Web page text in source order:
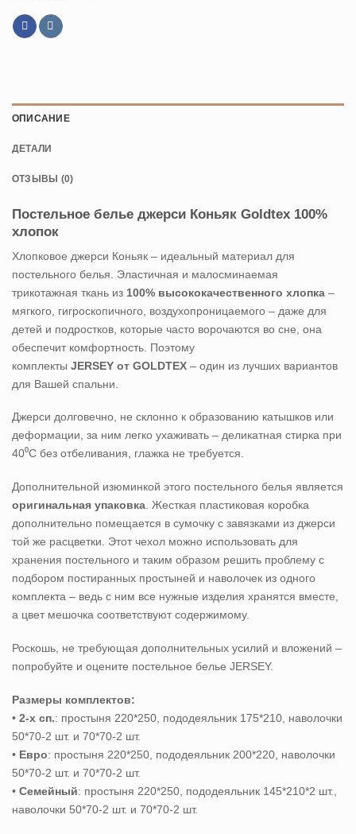
ОПИСАНИЕ
ДЕТАЛИ
ОТЗЫВЫ (0)
Постельное белье джерси Коньяк Goldtex 100%
хлопок
Хлопковое джерси Коньяк – идеальный материал для
постельного белья. Эластичная и малосминаемая
трикотажная ткань из 100% высококачественного хлопка –
мягкого, гигроскопичного, воздухопроницаемого – даже для
детей и подростков, которые часто ворочаются во сне, она
обеспечит комфортность. Поэтому
комплекты JERSEY от GOLDTEX – один из лучших вариантов
для Вашей спальни.
Джерси долговечно, не склонно к образованию катышков или
деформации, за ним легко ухаживать – деликатная стирка при
40⁰С без отбеливания, глажка не требуется.
Дополнительной изюминкой этого постельного белья является
оригинальная упаковка . Жесткая пластиковая коробка
дополнительно помещается в сумочку с завязками из джерси
той же расцветки. Этот чехол можно использовать для
хранения постельного и таким образом решить проблему с
подбором постиранных простыней и наволочек из одного
комплекта – ведь с ним все нужные изделия хранятся вместе,
а цвет мешочка соответствуют содержимому.
Роскошь, не требующая дополнительных усилий и вложений –
попробуйте и оцените постельное белье JERSEY.
Размеры комплектов:
• 2-х сп.: простыня 220*250, пододеяльник 175*210, наволочки
50*70-2 шт. и 70*70-2 шт.
• Евро: простыня 220*250, пододеяльник 200*220, наволочки
50*70-2 шт. и 70*70-2 шт.
• Семейный: простыня 220*250, пододеяльник 145*210*2 шт.,
наволочки 50*70-2 шт. и 70*70-2 шт.